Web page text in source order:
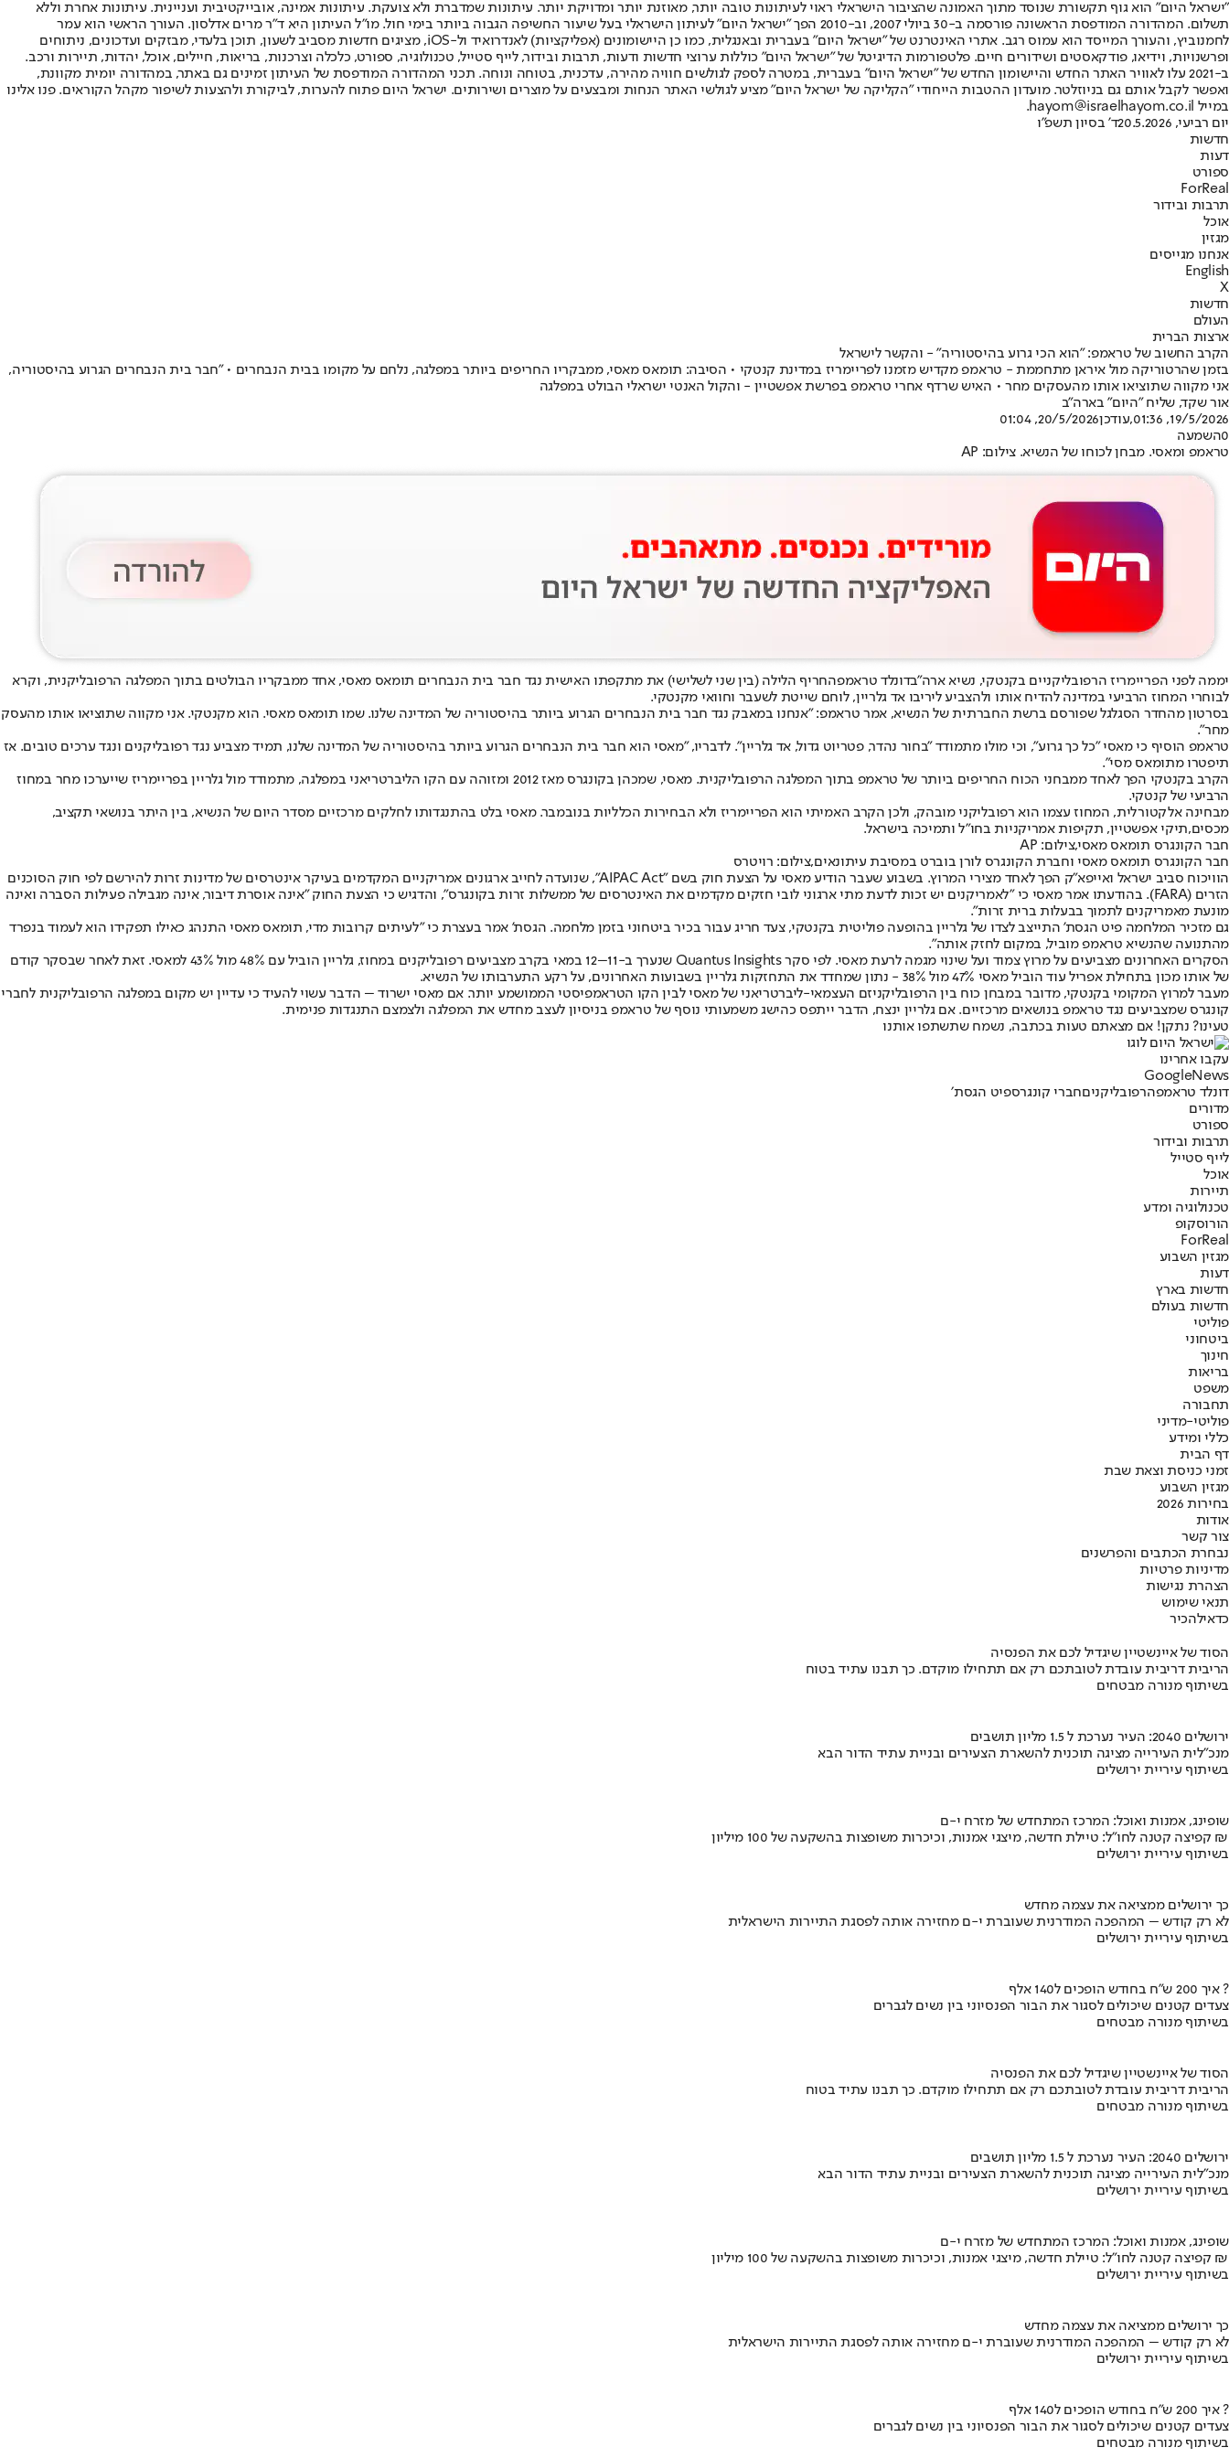
"ישראל היום" הוא גוף תקשורת שנוסד מתוך האמונה שהציבור הישראלי ראוי לעיתונות טובה יותר, מאוזנת יותר ומדויקת יותר. עיתונות שמדברת ולא צועקת. עיתונות אמינה, אובייקטיבית ועניינית. עיתונות אחרת וללא
תשלום. המהדורה המודפסת הראשונה פורסמה ב-30 ביולי 2007, וב-2010 הפך "ישראל היום" לעיתון הישראלי בעל שיעור החשיפה הגבוה ביותר בימי חול. מו"ל העיתון היא ד"ר מרים אדלסון. העורך הראשי הוא עמר
לחמנוביץ, והעורך המייסד הוא עמוס רגב. אתרי האינטרנט של "ישראל היום" בעברית ובאנגלית, כמו כן היישומונים (אפליקציות) לאנדרואיד ול-iOS, מציגים חדשות מסביב לשעון, תוכן בלעדי, מבזקים ועדכונים, ניתוחים
ופרשנויות, וידיאו, פודקאסטים ושידורים חיים. פלטפורמות הדיגיטל של "ישראל היום" כוללות ערוצי חדשות ודעות, תרבות ובידור, לייף סטייל, טכנולוגיה, ספורט, כלכלה וצרכנות, בריאות, חיילים, אוכל, יהדות, תיירות ורכב.
ב-2021 עלו לאוויר האתר החדש והיישומון החדש של "ישראל היום" בעברית, במטרה לספק לגולשים חוויה מהירה, עדכנית, בטוחה ונוחה. תכני המהדורה המודפסת של העיתון זמינים גם באתר, במהדורה יומית מקוונת,
ואפשר לקבל אותם גם בניוזלטר. מועדון ההטבות הייחודי "הקליקה של ישראל היום" מציע לגולשי האתר הנחות ומבצעים על מוצרים ושירותים. ישראל היום פתוח להערות, לביקורת ולהצעות לשיפור מקהל הקוראים. פנו אלינו
במייל hayom@israelhayom.co.il.
יום רביעי, 20.5.2026
ד' בסיון תשפ"ו
חדשות
דעות
ספורט
ForReal
תרבות ובידור
אוכל
מגזין
אנחנו מגייסים
English
X
חדשות
העולם
ארצות הברית
הקרב החשוב של טראמפ: "הוא הכי גרוע בהיסטוריה" - והקשר לישראל
בזמן שהרטוריקה מול איראן מתחממת - טראמפ מקדיש מזמנו לפריימריז במדינת קנטקי • הסיבה: תומאס מאסי, ממבקריו החריפים ביותר במפלגה, נלחם על מקומו בבית הנבחרים • "חבר בית הנבחרים הגרוע בהיסטוריה,
אני מקווה שתוציאו אותו מהעסקים מחר • האיש שרדף אחרי טראמפ בפרשת אפשטיין - והקול האנטי ישראלי הבולט במפלגה
אור שקד, שליח "היום" בארה"ב
19/5/2026, 01:36
,עודכן20/5/2026, 01:04
0השמעה
טראמפ ומאסי. מבחן לכוחו של הנשיא. צילום: AP
יממה לפני הפריימריז הרפובליקניים בקנטקי, נשיא ארה"בדונלד טראמפהחריף הלילה (בין שני לשלישי) את מתקפתו האישית נגד חבר בית הנבחרים תומאס מאסי, אחד ממבקריו הבולטים בתוך המפלגה הרפובליקנית, וקרא
לבוחרי המחוז הרביעי במדינה להדיח אותו ולהצביע ליריבו אד גלריין, לוחם שייטת לשעבר וחוואי מקנטקי.
בסרטון מהחדר הסגלגל שפורסם ברשת החברתית של הנשיא, אמר טראמפ: "אנחנו במאבק נגד חבר בית הנבחרים הגרוע ביותר בהיסטוריה של המדינה שלנו. שמו תומאס מאסי. הוא מקנטקי. אני מקווה שתוציאו אותו מהעסק
מחר".
טראמפ הוסיף כי מאסי "כל כך גרוע", וכי מולו מתמודד "בחור נהדר, פטריוט גדול, אד גלריין". לדבריו, "מאסי הוא חבר בית הנבחרים הגרוע ביותר בהיסטוריה של המדינה שלנו, תמיד מצביע נגד רפובליקנים ונגד ערכים טובים. אז
תיפטרו מתומאס מסי".
הקרב בקנטקי הפך לאחד ממבחני הכוח החריפים ביותר של טראמפ בתוך המפלגה הרפובליקנית. מאסי, שמכהן בקונגרס מאז 2012 ומזוהה עם הקו הליברטריאני במפלגה, מתמודד מול גלריין בפריימריז שייערכו מחר במחוז
הרביעי של קנטקי.
מבחינה אלקטורלית, המחוז עצמו הוא רפובליקני מובהק, ולכן הקרב האמיתי הוא הפריימריז ולא הבחירות הכלליות בנובמבר. מאסי בלט בהתנגדותו לחלקים מרכזיים מסדר היום של הנשיא, בין היתר בנושאי תקציב,
מכסים,תיקי אפשטיין, תקיפות אמריקניות בחו"ל ותמיכה בישראל.
חבר הקונגרס תומאס מאסי,צילום: AP
חבר הקונגרס תומאס מאסי וחברת הקונגרס לורן בוברט במסיבת עיתונאים,צילום: רויטרס
הוויכוח סביב ישראל ואייפא"ק הפך לאחד מצירי המרוץ. בשבוע שעבר הודיע מאסי על הצעת חוק בשם "AIPAC Act", שנועדה לחייב ארגונים אמריקניים המקדמים בעיקר אינטרסים של מדינות זרות להירשם לפי חוק הסוכנים
הזרים (FARA). בהודעתו אמר מאסי כי "לאמריקנים יש זכות לדעת מתי ארגוני לובי חזקים מקדמים את האינטרסים של ממשלות זרות בקונגרס", והדגיש כי הצעת החוק "אינה אוסרת דיבור, אינה מגבילה פעילות הסברה ואינה
מונעת מאמריקנים לתמוך בבעלות ברית זרות".
גם מזכיר המלחמה פיט הגסת’ התייצב לצדו של גלריין בהופעה פוליטית בקנטקי, צעד חריג עבור בכיר ביטחוני בזמן מלחמה. הגסת’ אמר בעצרת כי "לעיתים קרובות מדי, תומאס מאסי התנהג כאילו תפקידו הוא לעמוד בנפרד
מהתנועה שהנשיא טראמפ מוביל, במקום לחזק אותה".
הסקרים האחרונים מצביעים על מרוץ צמוד ועל שינוי מגמה לרעת מאסי. לפי סקר Quantus Insights שנערך ב-11–12 במאי בקרב מצביעים רפובליקנים במחוז, גלריין הוביל עם 48% מול 43% למאסי. זאת לאחר שבסקר קודם
של אותו מכון בתחילת אפריל עוד הוביל מאסי 47% מול 38% - נתון שמחדד את התחזקות גלריין בשבועות האחרונים, על רקע התערבותו של הנשיא.
מעבר למרוץ המקומי בקנטקי, מדובר במבחן כוח בין הרפובליקניזם העצמאי-ליברטריאני של מאסי לבין הקו הטראמפיסטי הממושמע יותר. אם מאסי ישרוד – הדבר עשוי להעיד כי עדיין יש מקום במפלגה הרפובליקנית לחברי
קונגרס שמצביעים נגד טראמפ בנושאים מרכזיים. אם גלריין ינצח, הדבר ייתפס כהישג משמעותי נוסף של טראמפ בניסיון לעצב מחדש את המפלגה ולצמצם התנגדות פנימית.
טעינו? נתקן! אם מצאתם טעות בכתבה, נשמח שתשתפו אותנו
עקבו אחרינו
Googl eNews
דונלד טראמפהרפובליקניםחברי קונגרספיט הגסת׳
מדורים
ספורט
תרבות ובידור
לייף סטייל
אוכל
תיירות
טכנולוגיה ומדע
הורוסקופ
ForReal
מגזין השבוע
דעות
חדשות בארץ
חדשות בעולם
פוליטי
ביטחוני
חינוך
בריאות
משפט
תחבורה
פוליטי-מדיני
כללי ומידע
דף הבית
זמני כניסת וצאת שבת
מגזין השבוע
בחירות 2026
אודות
צור קשר
נבחרת הכתבים והפרשנים
מדיניות פרטיות
הצהרת נגישות
תנאי שימוש
כדאילהכיר
הסוד של איינשטיין שיגדיל לכם את הפנסיה
הריבית דריבית עובדת לטובתכם רק אם תתחילו מוקדם. כך תבנו עתיד בטוח
בשיתוף מנורה מבטחים
ירושלים 2040: העיר נערכת ל 1.5 מליון תושבים
מנכ"לית העירייה מציגה תוכנית להשארת הצעירים ובניית עתיד הדור הבא
בשיתוף עיריית ירושלים
שופינג, אמנות ואוכל: המרכז המתחדש של מזרח י-ם
קפיצה קטנה לחו"ל: טיילת חדשה, מיצגי אמנות, וכיכרות משופצות בהשקעה של 100 מיליון ₪
בשיתוף עיריית ירושלים
כך ירושלים ממציאה את עצמה מחדש
לא רק קודש – המהפכה המודרנית שעוברת י-ם מחזירה אותה לפסגת התיירות הישראלית
בשיתוף עיריית ירושלים
איך 200 ש"ח בחודש הופכים ל140 אלף ?
צעדים קטנים שיכולים לסגור את הבור הפנסיוני בין נשים לגברים
בשיתוף מנורה מבטחים
הסוד של איינשטיין שיגדיל לכם את הפנסיה
הריבית דריבית עובדת לטובתכם רק אם תתחילו מוקדם. כך תבנו עתיד בטוח
בשיתוף מנורה מבטחים
ירושלים 2040: העיר נערכת ל 1.5 מליון תושבים
מנכ"לית העירייה מציגה תוכנית להשארת הצעירים ובניית עתיד הדור הבא
בשיתוף עיריית ירושלים
שופינג, אמנות ואוכל: המרכז המתחדש של מזרח י-ם
קפיצה קטנה לחו"ל: טיילת חדשה, מיצגי אמנות, וכיכרות משופצות בהשקעה של 100 מיליון ₪
בשיתוף עיריית ירושלים
כך ירושלים ממציאה את עצמה מחדש
לא רק קודש – המהפכה המודרנית שעוברת י-ם מחזירה אותה לפסגת התיירות הישראלית
בשיתוף עיריית ירושלים
איך 200 ש"ח בחודש הופכים ל140 אלף ?
צעדים קטנים שיכולים לסגור את הבור הפנסיוני בין נשים לגברים
בשיתוף מנורה מבטחים